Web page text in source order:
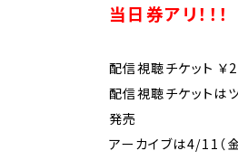
当日券アリ！！！
配信視聴チケット ￥
配信視聴チケットは
発売
アーカイブは4/11（